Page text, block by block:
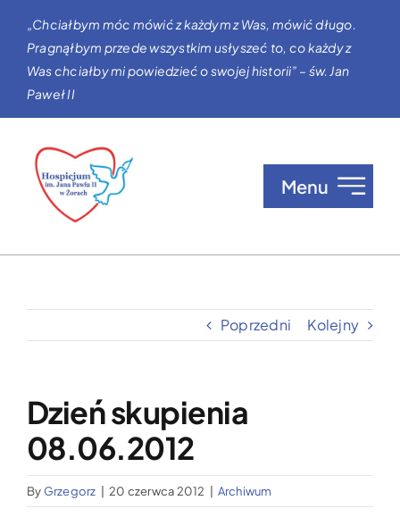
zawartości
„Chciałbym móc mówić z każdym z Was, mówić długo.
Pragnąłbym przede wszystkim usłyszeć to, co każdy z
Was chciałby mi powiedzieć o swojej historii” – św. Jan
Paweł II
Menu
Wypożyczalnia sprzętu medycznego
Aktualności
Poprzedni Kolejny
Dzień skupienia
08.06.2012
By Grzegorz 20 czerwca 2012 Archiwum